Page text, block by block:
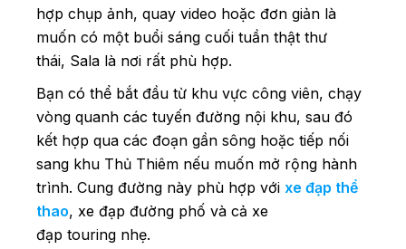
hợp chụp ảnh, quay video hoặc đơn giản là
muốn có một buổi sáng cuối tuần thật thư
thái, Sala là nơi rất phù hợp.
Bạn có thể bắt đầu từ khu vực công viên, chạy
vòng quanh các tuyến đường nội khu, sau đó
kết hợp qua các đoạn gần sông hoặc tiếp nối
sang khu Thủ Thiêm nếu muốn mở rộng hành
trình. Cung đường này phù hợp với xe đạp thể
thao, xe đạp đường phố và cả xe
đạp touring nhẹ.